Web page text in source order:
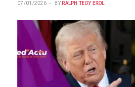
07/01/2026 BY RALPH TEDY EROL